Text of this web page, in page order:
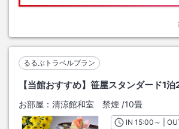
るるぶトラベルプラン
【当館おすすめ】笹屋スタンダード1
お部屋： 清涼館和室 禁煙 /10畳
INチェックイン
15:00 ～ |